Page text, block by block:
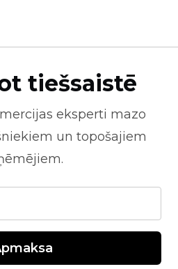
tiešsaistē
eksperti mazo
un topošajiem